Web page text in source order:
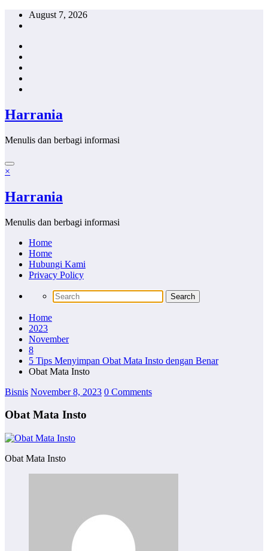
Skip
August 7, 2026
Harrania
Menulis dan berbagi informasi
×
Harrania
Menulis dan berbagi informasi
Home
Home
Hubungi Kami
Privacy Policy
Home
2023
November
8
5 Tips Menyimpan Obat Mata Insto dengan Benar
Obat Mata Insto
Bisnis November 8, 2023 0 Comments
Obat Mata Insto
Obat Mata Insto